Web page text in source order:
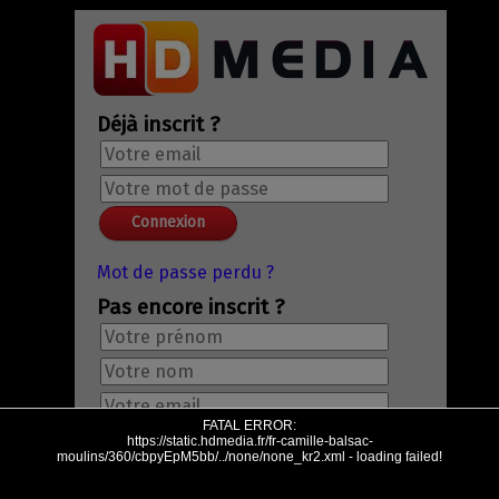
Déjà inscrit ?
Mot de passe perdu ?
Pas encore inscrit ?
FATAL ERROR:
https://static.hdmedia.fr/fr-camille-balsac-
moulins/360/cbpyEpM5bb/../none/none_kr2.xml - loading failed!